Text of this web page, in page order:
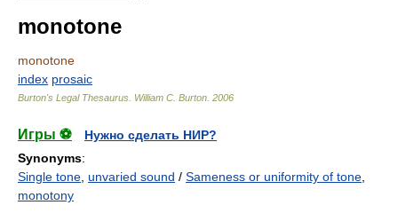
monotone
monotone
index prosaic
Burton's Legal Thesaurus. William C. Burton 2006
Игры ⚽
Нужно сделать НИР?
Synonyms:
Single tone unvaried sound / Sameness or uniformity of tone
monotony